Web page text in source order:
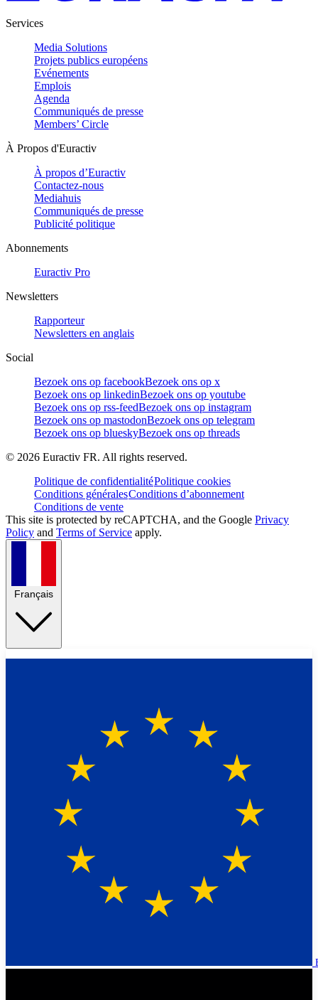
Services
Media Solutions
Projets publics européens
Evénements
Emplois
Agenda
Communiqués de presse
Members’ Circle
À Propos d'Euractiv
À propos d’Euractiv
Contactez-nous
Mediahuis
Communiqués de presse
Publicité politique
Abonnements
Euractiv Pro
Newsletters
Rapporteur
Newsletters en anglais
Social
Bezoek ons op facebookBezoek ons op x
Bezoek ons op linkedinBezoek ons op youtube
Bezoek ons op rss-feedBezoek ons op instagram
Bezoek ons op mastodonBezoek ons op telegram
Bezoek ons op blueskyBezoek ons op threads
© 2026 Euractiv FR. All rights reserved.
Politique de confidentialitéPolitique cookies
Conditions généralesConditions d’abonnement
Conditions de vente
This site is protected by reCAPTCHA, and the Google Privacy
Policy and Terms of Service apply.
Français